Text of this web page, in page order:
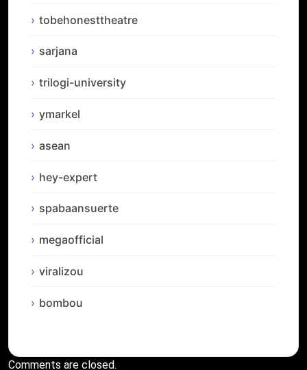
tobehonesttheatre
sarjana
trilogi-university
ymarkel
asean
hey-expert
spabaansuerte
megaofficial
viralizou
bombou
Comments are closed.